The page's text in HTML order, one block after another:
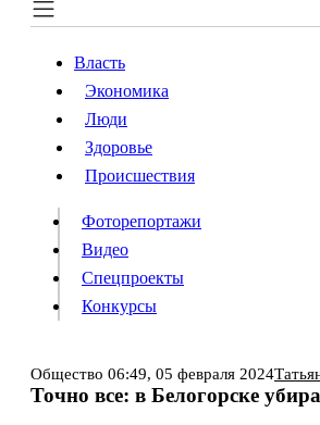
Власть
Происшествия
Видео
Конкурсы
Власть
Экономика
Люди
Здоровье
Происшествия
Фоторепортажи
Видео
Спецпроекты
Конкурсы
Общество 06:49, 05 февраля 2024
Точно все: в Белогорске